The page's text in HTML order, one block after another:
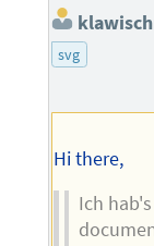
svg
Hi there,
Ich